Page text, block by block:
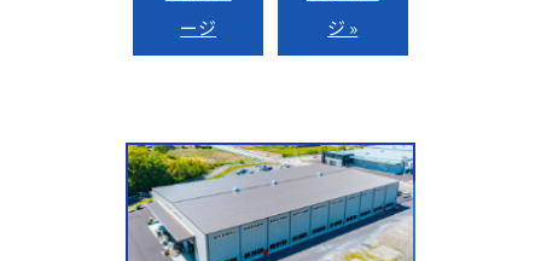
ージ
ジ »